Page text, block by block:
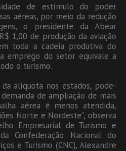
de estímulo do poder
aéreas, por meio da redução
o presidente da Abear
1,00 de produção da aviação
toda a cadeia produtiva do
emprego do setor equivale a
o turismo.
da alíquota nos estados, pode-
de ampliação de mais
aérea é menos atendida,
Norte e Nordeste”, observa
Empresarial de Turismo e
Confederação Nacional do
e Turismo (CNC), Alexandre